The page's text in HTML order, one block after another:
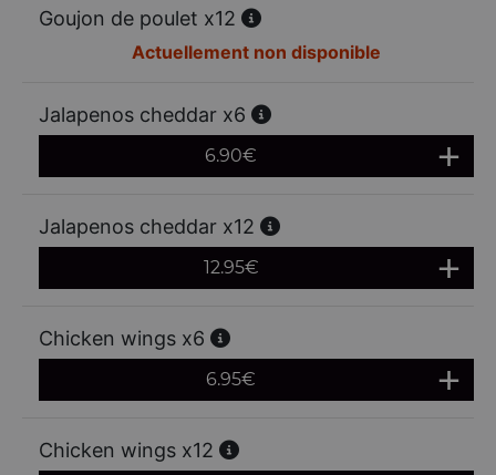
Goujon de poulet x12
Actuellement non disponible
Jalapenos cheddar x6
6.90€
Jalapenos cheddar x12
12.95€
Chicken wings x6
6.95€
Chicken wings x12